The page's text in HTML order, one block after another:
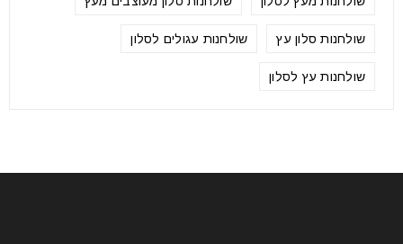
שולחנות סלון עץ שולחנות עגולים לסלון
שולחנות עץ לסלון